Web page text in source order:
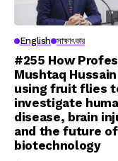
English সাক্ষাৎকার
#255 How
Mushtaq
using fruit flies
investigate
disease, brain
and the future of
biotechnology